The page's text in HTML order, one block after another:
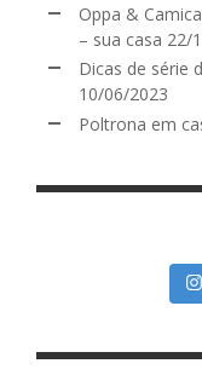
Oppa &
– sua casa 22/
Dicas de série
10/06/2023
Poltrona em